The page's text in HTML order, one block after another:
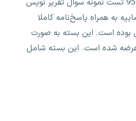
این بسته شامل 955 تست نمونه سوال تقریر نویس
به همراه پاسخ‌نامه کاملا
است. این بسته به صورت
شده است. این بسته شامل